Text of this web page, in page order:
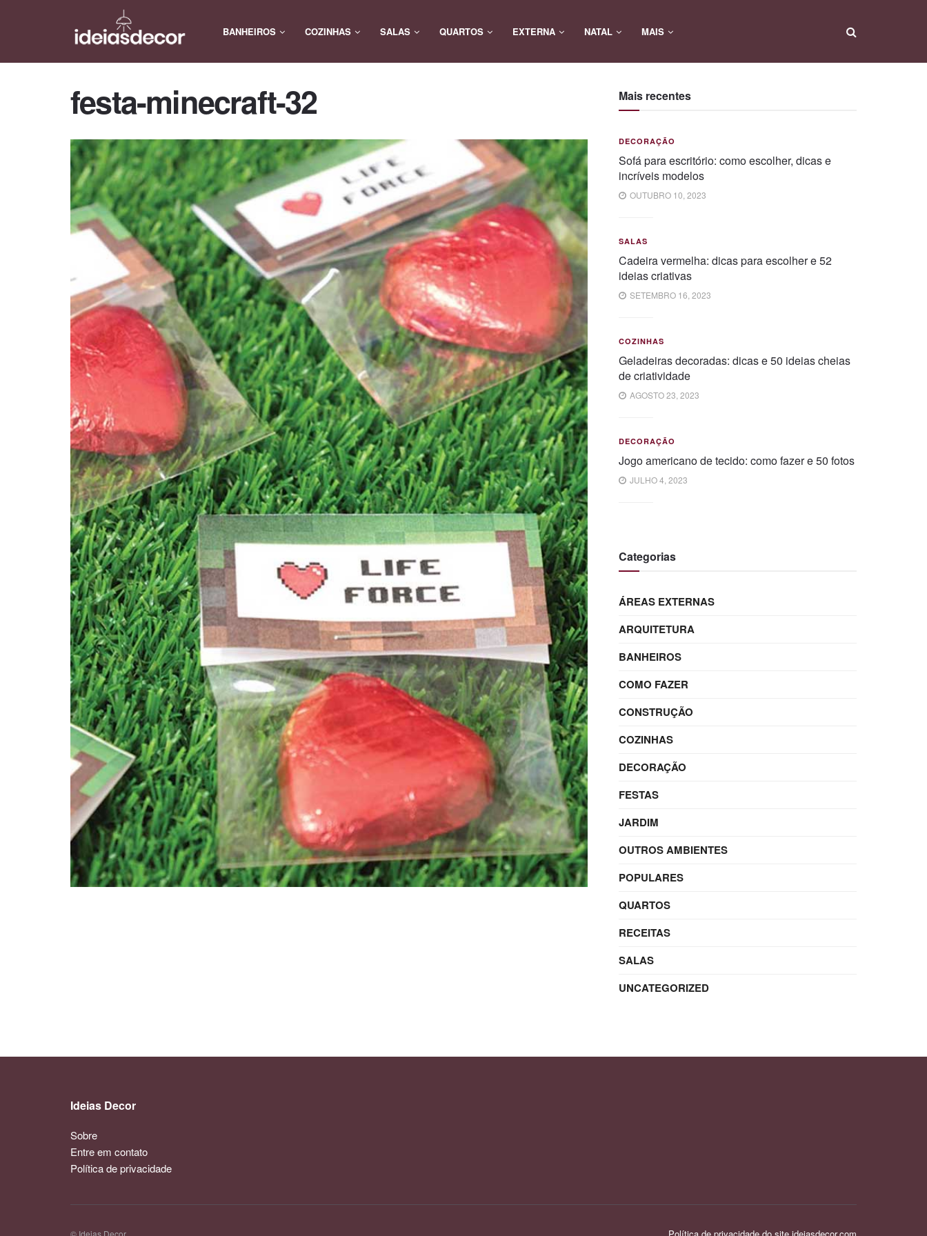
BANHEIROS COZINHAS SALAS QUARTOS EXTERNA NATAL MAIS
festa-minecraft-32 Mais recentes
DECORAÇÃO
Sofá para escritório: como escolher, dicas e
incríveis modelos
OUTUBRO 10, 2023
SALAS
Cadeira vermelha: dicas para escolher e 52
ideias criativas
SETEMBRO 16, 2023
COZINHAS
Geladeiras decoradas: dicas e 50 ideias cheias
de criatividade
AGOSTO 23, 2023
DECORAÇÃO
Jogo americano de tecido: como fazer e 50 fotos
JULHO 4, 2023
Categorias
ÁREAS EXTERNAS
ARQUITETURA
BANHEIROS
COMO FAZER
CONSTRUÇÃO
COZINHAS
DECORAÇÃO
FESTAS
JARDIM
OUTROS AMBIENTES
POPULARES
QUARTOS
RECEITAS
SALAS
UNCATEGORIZED
Ideias Decor
Sobre
Entre em contato
Política de privacidade
© Ideias Decor